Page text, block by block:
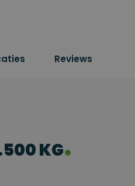
Reviews
KG